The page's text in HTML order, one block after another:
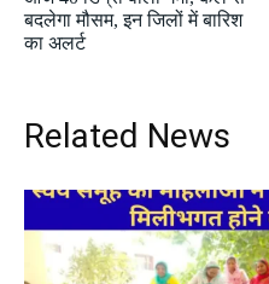
बदलेगा मौसम, इन जिलों में बारिश
का अलर्ट
Related News